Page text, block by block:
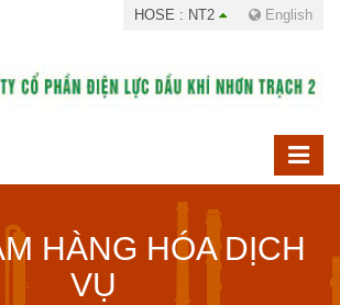
HOSE : NT2 English
HÀNG HÓA DỊCH
VỤ